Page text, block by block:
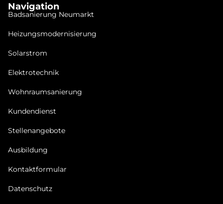
Navigation
Badsanierung Neu­mar­kt
Heizungsmodernisierung
Solarstrom
Elektrotechnik
Wohnraumsanierung
Kundendienst
Stellenangebote
Ausbildung
Kontaktformular
Datenschutz